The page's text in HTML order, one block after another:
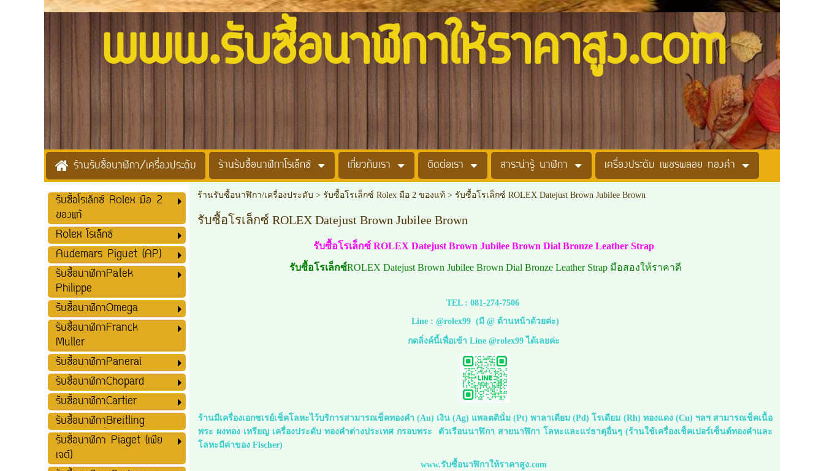
www.รับซื้อนาฬิกาให้ราคาสูง.com
ร้านรับซื้อนาฬิกา/เครื่องประดับ ร้านรับซื้อนาฬิกาโรเล็กซ์ เกี่ยวกับเรา ติดต่อเรา สาระน่ารู้ นาฬิกา เครื่องประดับ เพชรพลอย ทองคำ
รับซื้อโรเล็กซ์ Rolex มือ 2
ของแท้
Rolex โรเล็กซ์
Audemars Piguet (AP)
รับซื้อนาฬิกาPatek
Philippe
รับซื้อนาฬิกาOmega
รับซื้อนาฬิกาFranck
Muller
รับซื้อนาฬิกาPanerai
รับซื้อนาฬิกาChopard
รับซื้อนาฬิกาCartier
รับซื้อนาฬิกาฺฺBreitling
รับซื้อนาฬิกา Piaget (เพีย
เจต์)
ร้านรับซื้อนาฬิกา/เครื่องประดับ > รับซื้อโรเล็กซ์ Rolex มือ 2 ของแท้> รับซื้อโรเล็กซ์ ROLEX Datejust Brown Jubilee Brown
รับซื้อโรเล็กซ์ ROLEX Datejust Brown Jubilee Brown
รับซื้อโรเล็กซ์ ROLEX Datejust Brown Jubilee Brown Dial Bronze Leather Strap
รับซื้อโรเล็กซ์ROLEX Datejust Brown Jubilee Brown Dial Bronze Leather Strap มือสองให้ราคาดี
TEL : 081-274-7506
Line : @rolex99(มี @ ด้านหน้าด้วยค่ะ)
กดลิ่งค์นี้เพื่อเข้า Line @rolex99 ได้เลยค่ะ
ร้านมีเครื่องเอกซเรย์เช็คโลหะไว้บริการสามารถเช็คทองคำ (Au) เงิน (Ag) แพลตตินั่ม (Pt) พาลาเดียม (Pd) โรเดียม (Rh) ทองแดง (Cu) ฯลฯ สามารถเช็คเนื้อ
พระ ผงทอง เหรียญ เครื่องประดับ ทองคำต่างประเทศ กรอบพระ ตัวเรือนนาฬิกา สายนาฬิกา โลหะและแร่ธาตุอื่นๆ (ร้านใช้เครื่องเช็คเปอร์เซ็นต์ทองคำและ
โลหะมีค่าของ Fischer)
www.รับซื้อนาฬิกาให้ราคาสูง.com